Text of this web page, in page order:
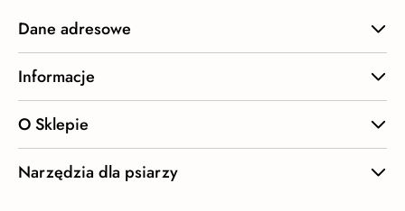
Dane adresowe
Informacje
O Sklepie
Narzędzia dla psiarzy